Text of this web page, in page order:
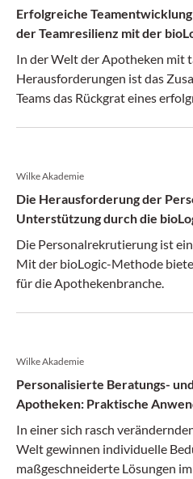
Erfolgreiche
der Teamresilienz mit der
In der Welt der Apotheken mit
Herausforderungen ist das
Teams das Rückgrat eines
Wilke Akademie
Die Herausforderung der
Unterstützung durch die
Optimierung der
Teamentwicklung in Apotheken
Die Personalrekrutierung ist
Mit der bioLogic-Methode
für die Apothekenbranche.
Wilke Akademie
Personalisierte Beratungs-
Apotheken: Praktische
Methode im Verkauf und
Kosmetik
In einer sich rasch
Welt gewinnen individuelle
maßgeschneiderte Lösungen